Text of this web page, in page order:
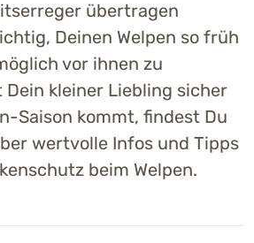
übertragen
Deinen Welpen so früh
vor ihnen zu
kleiner Liebling sicher
Saison kommt, findest Du
wertvolle Infos und Tipps
beim Welpen.